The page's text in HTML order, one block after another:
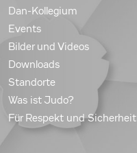
Dan-Kollegium
Events
Bilder und Videos
Downloads
Standorte
Was ist Judo?
Für Respekt und Sicherheit